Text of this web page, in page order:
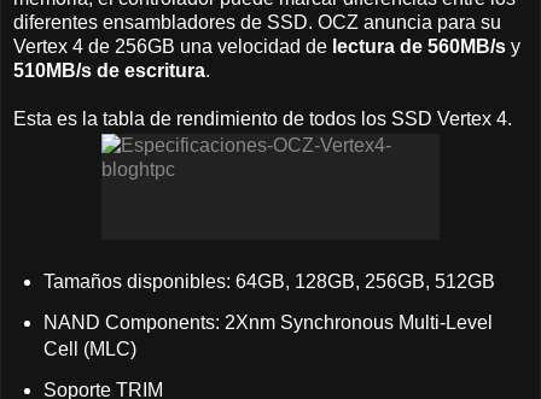
diferentes ensambladores de SSD. OCZ anuncia para su
Vertex 4 de 256GB una velocidad de lectura de 560MB/s y
510MB/s de escritura.
Esta es la tabla de rendimiento de todos los SSD Vertex 4.
Tamaños disponibles: 64GB, 128GB, 256GB, 512GB
NAND Components: 2Xnm Synchronous Multi-Level
Cell (MLC)
Soporte TRIM